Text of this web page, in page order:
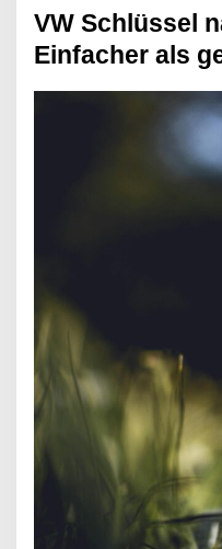
VW Schlüssel
Einfacher als